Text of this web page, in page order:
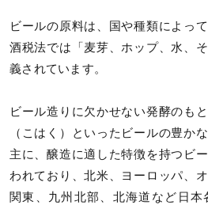
ビールの原料は、国や種類によっ
酒税法では「麦芽、ホップ、水、
義されています。
ビール造りに欠かせない発酵のも
（こはく）といったビールの豊か
主に、醸造に適した特徴を持つビ
われており、北米、ヨーロッパ、
関東、九州北部、北海道など日本